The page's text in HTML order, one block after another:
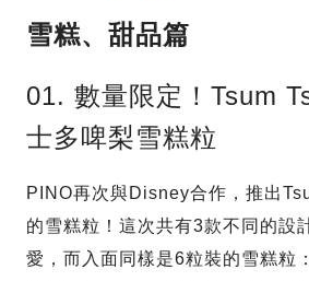
雪糕、甜品篇
01. 數量限定！Tsum
士多啤梨雪糕粒
PINO再次與Disney合作，推出
的雪糕粒！這次共有3款不同的設
愛，而入面同樣是6粒裝的雪糕粒